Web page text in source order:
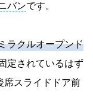
バンです。
ラクルオープンド
定されているはず
席スライドドア前